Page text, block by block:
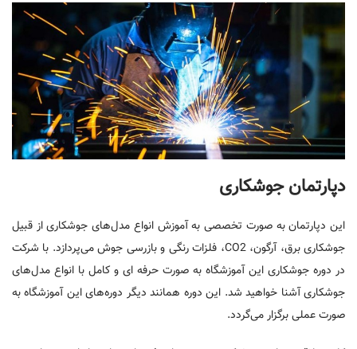
دپارتمان جوشکاری
این دپارتمان به صورت تخصصی به آموزش انواع مدل‌های جوشکاری از قبیل
جوشکاری برق، آرگون، CO2، فلزات رنگی و بازرسی جوش می‌پردازد. با شرکت
در دوره جوشکاری این آموزشگاه به صورت حرفه ای و کامل با انواع مدل‌های
جوشکاری آشنا خواهید شد. این دوره همانند دیگر دوره‌های این آموزشگاه به
صورت عملی برگزار می‌گردد.